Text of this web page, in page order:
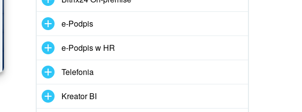
e-Podpis
e-Podpis w HR
Telefonia
Kreator BI